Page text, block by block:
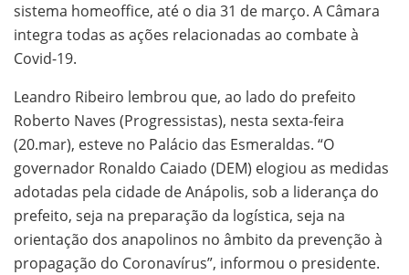
sistema homeoffice, até o dia 31 de março. A Câmara
integra todas as ações relacionadas ao combate à
Covid-19.
Leandro Ribeiro lembrou que, ao lado do prefeito
Roberto Naves (Progressistas), nesta sexta-feira
(20.mar), esteve no Palácio das Esmeraldas. “O
governador Ronaldo Caiado (DEM) elogiou as medidas
adotadas pela cidade de Anápolis, sob a liderança do
prefeito, seja na preparação da logística, seja na
orientação dos anapolinos no âmbito da prevenção à
propagação do Coronavírus”, informou o presidente.